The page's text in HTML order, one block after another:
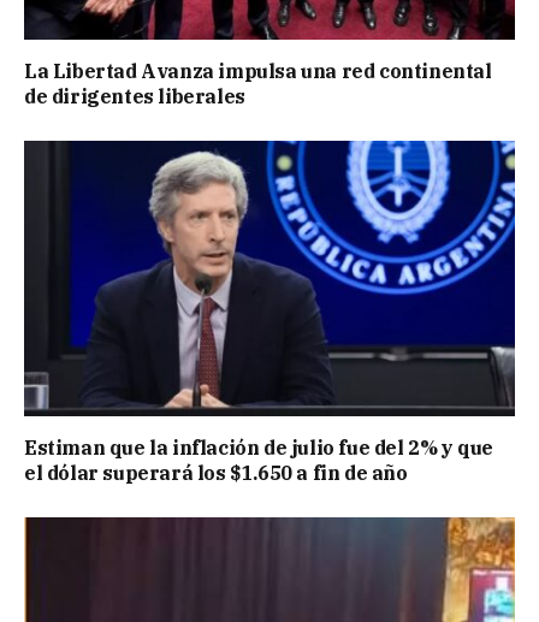
La Libertad Avanza impulsa una red continental
de dirigentes liberales
Estiman que la inflación de julio fue del 2% y que
el dólar superará los $1.650 a fin de año